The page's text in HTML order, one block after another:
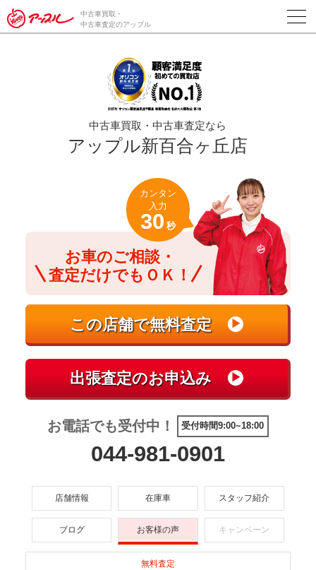
/*ABテスト_新規査定フォームの為のCVボタン*/
中古車買取・
中古車査定のアップル
中古車買取・中古車査定なら
アップル新百合ヶ丘店
お車のご相談・
査定だけでもＯＫ！
カンタン
入力
30 秒
お電話でも受付中！ 受付時間9:00~18:00
044-981-0901
店舗情報 在庫車 スタッフ紹介
ブログ お客様の声 キャンペーン
無料査定